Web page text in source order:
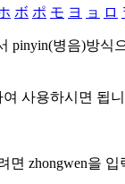
ボ ポ モ ヨ ョ ロ
pinyin(병음)방식
사용하시면 됩
면 zhongwen을 입